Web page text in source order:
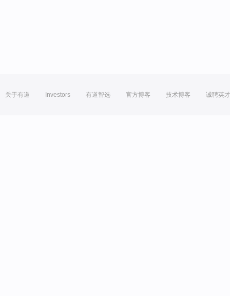
关于有道 Investors 有道智选 官方博客 技术博客 诚聘英才